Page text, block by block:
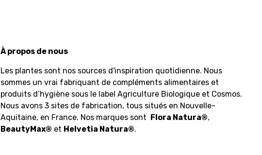
À propos de nous
Les plantes sont nos sources d'inspiration quotidienne. Nous
sommes un vrai fabriquant de compléments alimentaires et
produits d’hygiène sous le label Agriculture Biologique et Cosmos.
Nous avons 3 sites de fabrication, tous situés en Nouvelle-
Aquitaine, en France. Nos marques sont
Flora Natura®,
BeautyMax® et Helvetia Natura®.